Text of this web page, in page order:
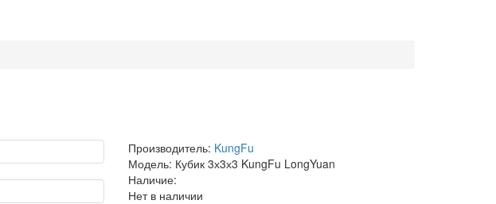
Производитель: KungFu
Модель: Кубик 3х3х3 KungFu LongYuan
Наличие:
Нет в наличии